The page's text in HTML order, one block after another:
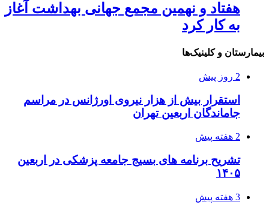
هفتاد و نهمین مجمع جهانی بهداشت آغاز
به کار کرد
بیمارستان و کلینیک‌ها
2 روز پیش
استقرار بیش از هزار نیروی اورژانس در مراسم
جاماندگان اربعین تهران
2 هفته پیش
تشریح برنامه های بسیج جامعه پزشکی در اربعین
۱۴۰۵
3 هفته پیش